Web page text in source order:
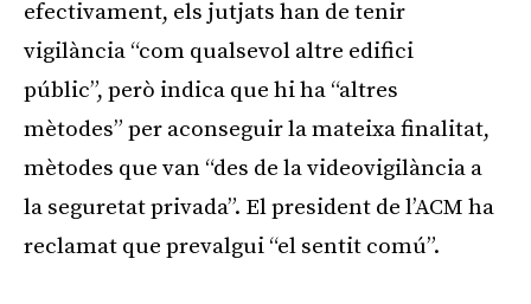
efectivament, els jutjats han de tenir
vigilància “com qualsevol altre edifici
públic”, però indica que hi ha “altres
mètodes” per aconseguir la mateixa finalitat,
mètodes que van “des de la videovigilància a
la seguretat privada”. El president de l’ACM ha
reclamat que prevalgui “el sentit comú”.